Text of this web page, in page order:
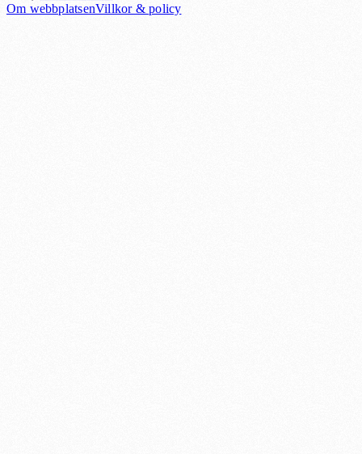
Om webbplatsenVillkor & policy